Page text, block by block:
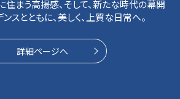
まう高揚感、そして、新たな時代の幕開
スとともに、美しく、上質な日常へ。
詳細ページへ